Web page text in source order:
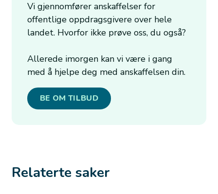
Vi gjennomfører anskaffelser for
offentlige oppdragsgivere over hele
landet. Hvorfor ikke prøve oss, du også?
Allerede imorgen kan vi være i gang
med å hjelpe deg med anskaffelsen din.
BE OM TILBUD
Relaterte saker